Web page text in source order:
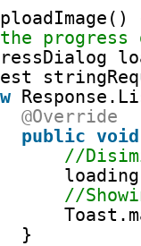
progress
@Override
public void
//
//
}